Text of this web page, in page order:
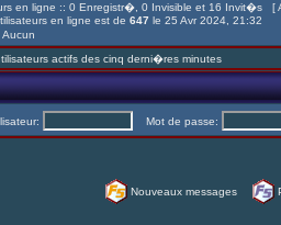
en ligne :: 0 Enregistr�, 0 Invisible et 16 Invit�s [
en ligne est de 647 le 25 Avr 2024, 21:32
actifs des cinq derni�res minutes
Mot de passe:
Nouveaux messages